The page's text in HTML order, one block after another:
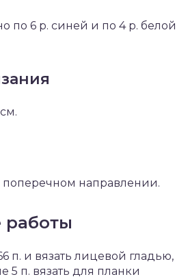
по 6 р. синей и по 4 р. белой
поперечном направлении.
работы
п. и вязать лицевой гладью,
5 п. вязать для планки